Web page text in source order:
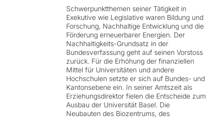
Schwerpunktthemen seiner Tätigkeit in
Exekutive wie Legislative waren Bildung und
Forschung, Nachhaltige Entwicklung und die
Förderung erneuerbarer Energien. Der
Nachhaltigkeits-Grundsatz in der
Bundesverfassung geht auf seinen Vorstoss
zurück. Für die Erhöhung der finanziellen
Mittel für Universitäten und andere
Hochschulen setzte er sich auf Bundes- und
Kantonsebene ein. In seiner Amtszeit als
Erziehungsdirektor fielen die Entscheide zum
Ausbau der Universität Basel. Die
Neubauten des Biozentrums, des